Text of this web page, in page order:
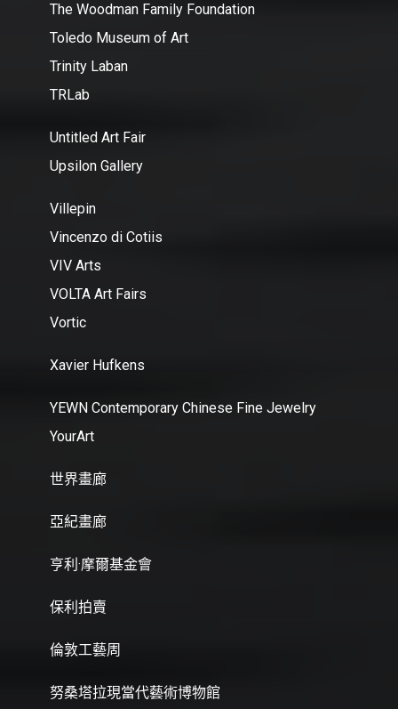
The Woodman Family Foundation
Toledo Museum of Art
Trinity Laban
TRLab
Untitled Art Fair
Upsilon Gallery
Villepin
Vincenzo di Cotiis
VIV Arts
VOLTA Art Fairs
Vortic
Xavier Hufkens
YEWN Contemporary Chinese Fine Jewelry
YourArt
世界畫廊
亞紀畫廊
亨利·摩爾基金會
保利拍賣
倫敦工藝周
努桑塔拉現當代藝術博物館